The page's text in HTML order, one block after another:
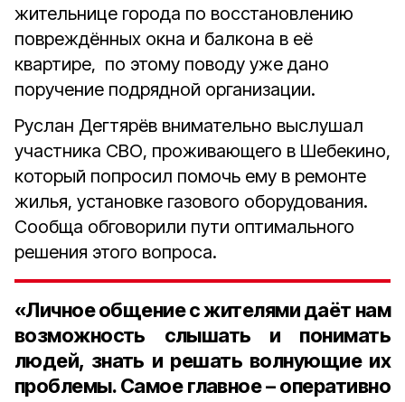
жительнице города по восстановлению
повреждённых окна и балкона в её
квартире, по этому поводу уже дано
поручение подрядной организации.
Руслан Дегтярёв внимательно выслушал
участника СВО, проживающего в Шебекино,
который попросил помочь ему в ремонте
жилья, установке газового оборудования.
Сообща обговорили пути оптимального
решения этого вопроса.
«Личное общение с жителями даёт нам
возможность слышать и понимать
людей, знать и решать волнующие их
проблемы. Самое главное – оперативно